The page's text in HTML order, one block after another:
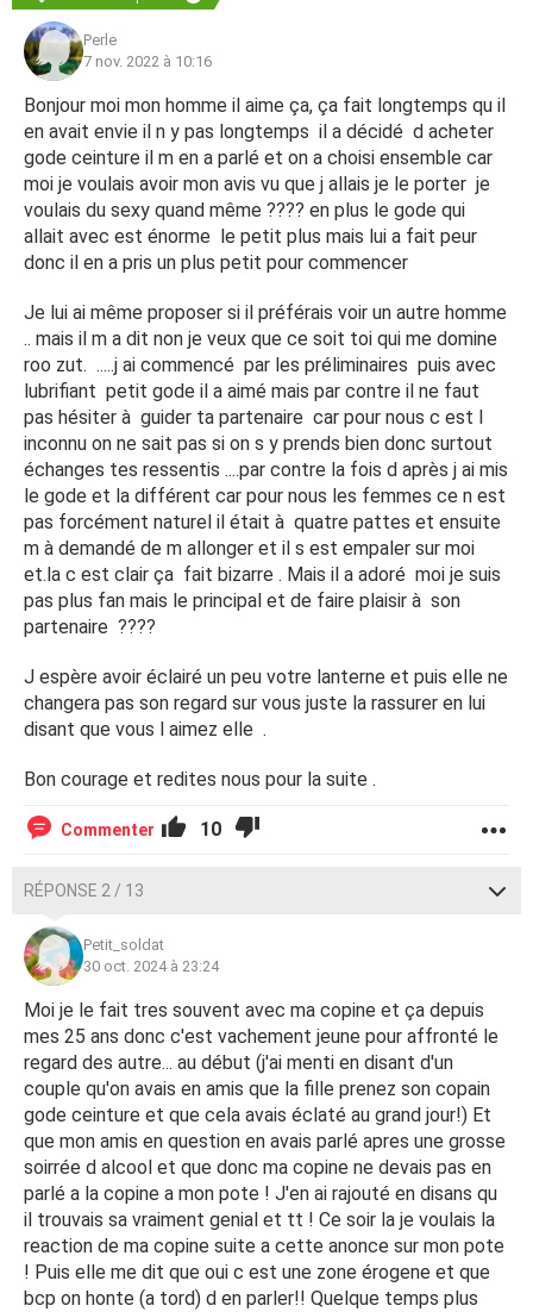
Perle
7 nov. 2022 à 10:16
Bonjour moi mon homme il aime ça, ça fait longtemps qu il
en avait envie il n y pas longtemps il a décidé d acheter
gode ceinture il m en a parlé et on a choisi ensemble car
moi je voulais avoir mon avis vu que j allais je le porter je
voulais du sexy quand même ???? en plus le gode qui
allait avec est énorme le petit plus mais lui a fait peur
donc il en a pris un plus petit pour commencer
Je lui ai même proposer si il préférais voir un autre homme
.. mais il m a dit non je veux que ce soit toi qui me domine
roo zut. .....j ai commencé par les préliminaires puis avec
lubrifiant petit gode il a aimé mais par contre il ne faut
pas hésiter à guider ta partenaire car pour nous c est l
inconnu on ne sait pas si on s y prends bien donc surtout
échanges tes ressentis ....par contre la fois d après j ai mis
le gode et la différent car pour nous les femmes ce n est
pas forcément naturel il était à quatre pattes et ensuite
m à demandé de m allonger et il s est empaler sur moi
et.la c est clair ça fait bizarre . Mais il a adoré moi je suis
pas plus fan mais le principal et de faire plaisir à son
partenaire ????
J espère avoir éclairé un peu votre lanterne et puis elle ne
changera pas son regard sur vous juste la rassurer en lui
disant que vous l aimez elle .
Bon courage et redites nous pour la suite .
Commenter 10
RÉPONSE 2 / 13
Petit_soldat
30 oct. 2024 à 23:24
Moi je le fait tres souvent avec ma copine et ça depuis
mes 25 ans donc c'est vachement jeune pour affronté le
regard des autre... au début (j'ai menti en disant d'un
couple qu'on avais en amis que la fille prenez son copain
gode ceinture et que cela avais éclaté au grand jour!) Et
que mon amis en question en avais parlé apres une grosse
soirrée d alcool et que donc ma copine ne devais pas en
parlé a la copine a mon pote ! J'en ai rajouté en disans qu
il trouvais sa vraiment genial et tt ! Ce soir la je voulais la
reaction de ma copine suite a cette anonce sur mon pote
! Puis elle me dit que oui c est une zone érogene et que
bcp on honte (a tord) d en parler!! Quelque temps plus